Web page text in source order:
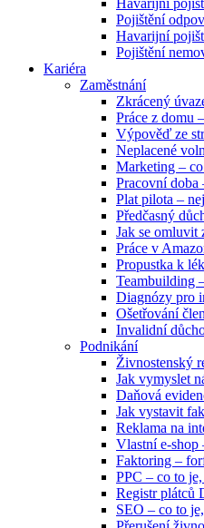
Havarijní
Pojištění
Havarijní
Pojištění
Kariéra
Zaměstnání
Zkrácený
Práce z domu
Výpověď ze
Neplacené
Marketing –
Pracovní doba
Plat pilota –
Předčasný
Jak se omluvit
Práce v
Propustka k
Teambuilding
Diagnózy pro
Ošetřování
Invalidní
Podnikání
Živnostenský
Jak vymyslet
Daňová
Jak vystavit
Reklama na
Vlastní e-shop
Faktoring –
PPC – co to
Registr plátců
SEO – co to